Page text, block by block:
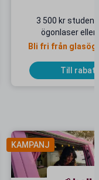
3 500 kr
ögonlaser eller
Bli fri från
Till
KAMPANJ